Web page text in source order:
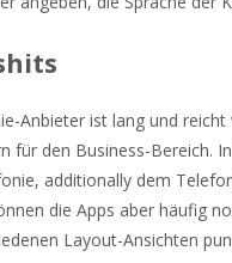
Anbieter ist lang und
für den Business-Bereich.
additionally dem
die Apps aber häufig
Layout-Ansichten